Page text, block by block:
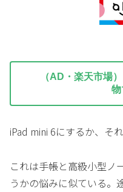
（AD・楽天市場
物
iPad mini 6にするか、そ
これは手帳と高級小型ノ
うかの悩みに似ている。